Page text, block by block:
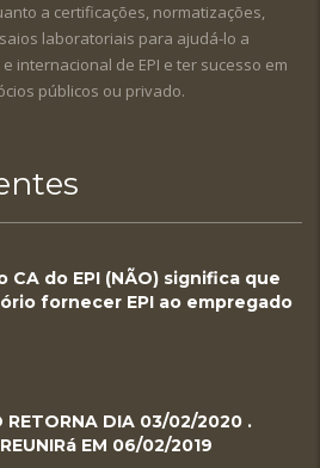
a certificações, normatizações,
laboratoriais para ajudá-lo a
internacional de EPI e ter sucesso em
públicos ou privado.
CA do EPI (NÃO) significa que
fornecer EPI ao empregado
RETORNA DIA 03/02/2020 .
EM 06/02/2019